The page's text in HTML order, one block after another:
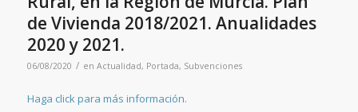
de Vivienda 2018/2021. Anualidades
2020 y 2021.
06/08/2020 / en Actualidad, Portada, Subvenciones
Haga click para más información.